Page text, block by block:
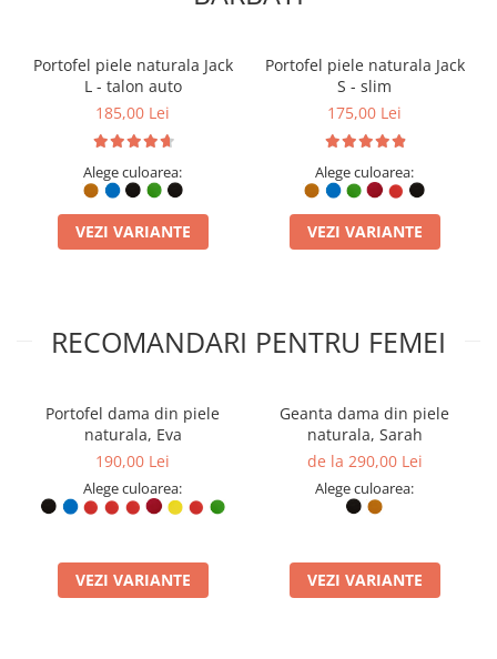
portofelul Jack 2 L și bucură-te
mașinii, cardurile și banii într-
un singur accesoriu
handmade premium!
COMPARTIMENT TALON AUTO:
Proiectat special pentru a
găzdui certificatul de înmatriculare (format românesc) fără a fi
nevoie de îndoire.
BUZUNAR DEDICAT MONEDE:
Compartiment securizat
spațiu generos bancnotelor mari, cardurilor și actelor auto.
PIELE NATURALĂ VERITABILĂ:
Realizat manual din piele de
lucrat artizanal în atelierul ElyK, asigurând finisaje impecabile.
ORGANIZARE COMPLETĂ:
Sloturi multiple pentru carduri,
compartiment de acte și secțiune de bancnote desfășurate.
CUSĂTURI REZISTENTE:
Coaserea manuală oferă o structură
mult mai durabilă decât cea industrială, prevenind deșirarea.
PROTEȚIE PENTRU DOCUMENTE:
Structura fermă a pielii
previne îndoirea actelor importante păstrate în interior.
Portofel piele naturala Jack
L - talon auto
185,00 Lei
Alege culoarea:
VEZI VARIANTE
Portofel piele naturala Jack
S - slim
175,00 Lei
Alege culoarea:
VEZI VARIANTE
RECOMANDARI PENTRU FEMEI
Portofel dama din piele
naturala, Eva
190,00 Lei
Alege culoarea:
VEZI VARIANTE
Geanta dama din piele
naturala, Sarah
de la 290,00 Lei
Alege culoarea:
VEZI VARIANTE